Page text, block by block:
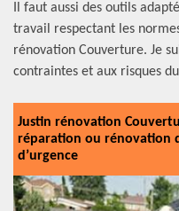
Il faut aussi des outils
travail respectant les
rénovation Couverture. Je
contraintes et aux risques
Justin rénovation
réparation ou rénovation
d’urgence